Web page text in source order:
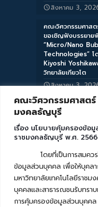
คณะวิศวกรรมศาสตร์
มงคลธัญบุรี
เรื่อง นโยบายคุ้มครองข้อ
ราชมงคลธัญบุรี พ.ศ. 2566
โดยที่เป็นการสมควรให้
ข้อมูลส่วนบุคคล เพื่อให้บุคล
มหาวิทยาลัยเทคโนโลยีราช
บุคคลและสาธารณชนรับทราบ
การคุ้มครองข้อมูลส่วนบุคคล
สิงหาคม 3,
คณะวิศวกรรมศาส
ขอเชิญฟังบรรยาย
“Micro/Nano
Technologies”
Kiyoshi
วิทยาลัยเกียวโต
สิงหาคม 3,